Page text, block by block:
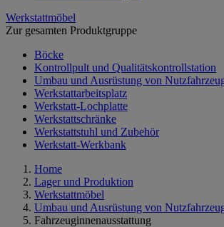
Werkstattmöbel
Zur gesamten Produktgruppe
Böcke
Kontrollpult und Qualitätskontrollstation
Umbau und Ausrüstung von
Werkstattarbeitsplatz
Werkstatt-Lochplatte
Werkstattschränke
Werkstattstuhl und Zubehör
Werkstatt-Werkbank
Home
Lager und Produktion
Werkstattmöbel
Umbau und Ausrüstung von
Fahrzeuginnenausstattung